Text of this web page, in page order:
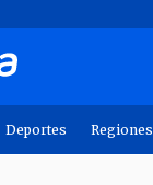
Deportes Regiones